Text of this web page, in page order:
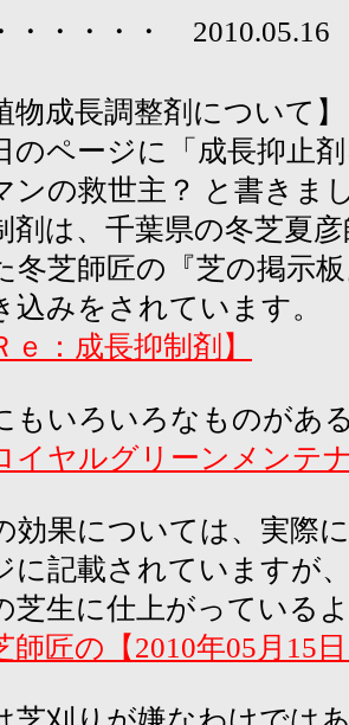
・・・・・
物成長調整剤について】
のページに「成長抑止
ンの救世主？ と書きま
剤は、千葉県の冬芝夏
冬芝師匠の『芝の掲示
込みをされています。
ｅ：成長抑制剤】
もいろいろなものがあ
イヤルグリーンメンテ
効果については、実際
に記載されていますが
芝生に仕上がっている
師匠の【2010年05月15